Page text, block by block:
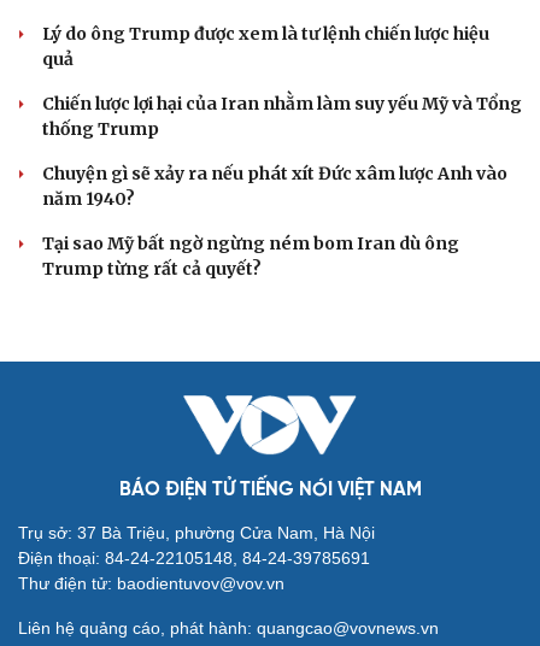
Bắc Kinh nới lỏng điều kiện mua nhà đối với
người không có hộ khẩu
Tòa án Israel cấm sử dụng cá sấu để canh giữ nhà tù
giam khủng bố
Người di cư ngã gục sau khi bơi từ Ma Rốc sang Ceuta
Thái Lan cảnh báo phụ huynh, học sinh về ma túy LSD
Thực hư việc Mỹ cạn kiệt kho tên lửa đắt tiền
Lý do ông Trump được xem là tư lệnh chiến lược hiệu
quả
Chiến lược lợi hại của Iran nhằm làm suy yếu Mỹ và Tổng